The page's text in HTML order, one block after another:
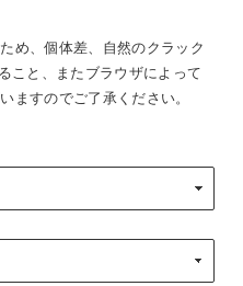
め、個体差、自然のクラック
こと、またブラウザによって
ますのでご了承ください。